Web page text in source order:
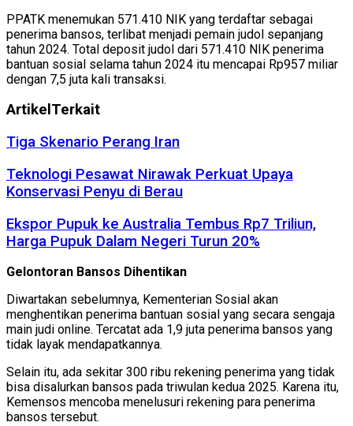
PPATK menemukan 571.410 NIK yang terdaftar sebagai
penerima bansos, terlibat menjadi pemain judol sepanjang
tahun 2024. Total deposit judol dari 571.410 NIK penerima
bantuan sosial selama tahun 2024 itu mencapai Rp957 miliar
dengan 7,5 juta kali transaksi.
Artikel Terkait
Tiga Skenario Perang Iran
Teknologi Pesawat Nirawak Perkuat Upaya
Konservasi Penyu di Berau
Ekspor Pupuk ke Australia Tembus Rp7 Triliun,
Harga Pupuk Dalam Negeri Turun 20%
Gelontoran Bansos Dihentikan
Diwartakan sebelumnya, Kementerian Sosial akan
menghentikan penerima bantuan sosial yang secara sengaja
main judi online. Tercatat ada 1,9 juta penerima bansos yang
tidak layak mendapatkannya.
Selain itu, ada sekitar 300 ribu rekening penerima yang tidak
bisa disalurkan bansos pada triwulan kedua 2025. Karena itu,
Kemensos mencoba menelusuri rekening para penerima
bansos tersebut.